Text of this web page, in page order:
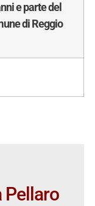
e parte del
di Reggio
Pellaro